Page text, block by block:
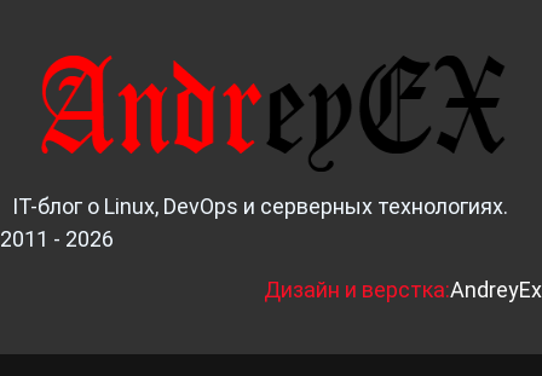
IT-блог о Linux, DevOps и серверных технологиях.
2011 - 2026
Дизайн и верстка:AndreyEx